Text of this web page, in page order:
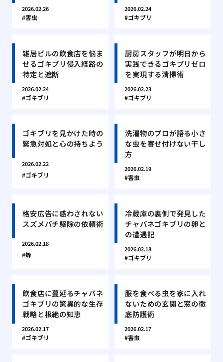
2026.02.26
害虫
2026.02.24
ゴキブリ
雑居ビルの飲食店を悩ま
せるゴキブリ侵入経路の
特定と遮断
2026.02.24
ゴキブリ
厨房スタッフが明日から
実践できるゴキブリゼロ
を実現する清掃術
2026.02.23
ゴキブリ
ゴキブリを見かけた時の
緊急対処と心の持ちよう
2026.02.22
ゴキブリ
洗濯物のプロが語る小さ
な虫を寄せ付けない干し
方
2026.02.19
害虫
格安広告に惑わされない
スズメバチ駆除の依頼術
2026.02.18
蜂
冷蔵庫の裏側で発見した
チャバネゴキブリの卵と
の遭遇記
2026.02.18
ゴキブリ
飲食店に蔓延るチャバネ
ゴキブリの驚異的な生存
戦略と根絶の知恵
2026.02.17
ゴキブリ
服を食べる虫を家に入れ
ないための玄関と窓の徹
底防護術
2026.02.17
害虫